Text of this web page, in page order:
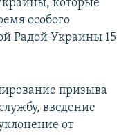
которые
особого
Радой Украины 15
призыва
введение
от